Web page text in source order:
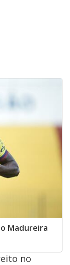
Madureira
no